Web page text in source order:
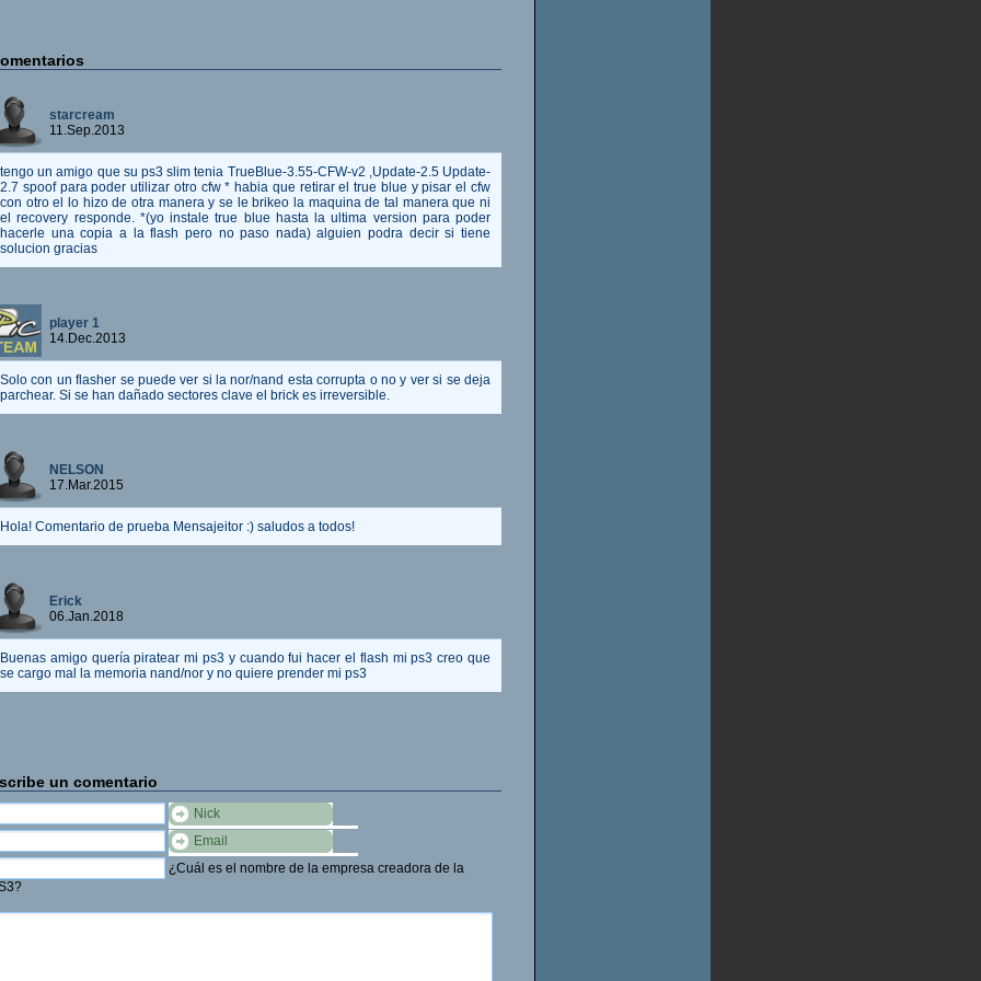
starcream
11.Sep.2013
tengo un amigo que su ps3 slim tenia TrueBlue-3.55-CFW-v2 ,Update-2.5 Update-
2.7 spoof para poder utilizar otro cfw * habia que retirar el true blue y pisar el cfw
con otro el lo hizo de otra manera y se le brikeo la maquina de tal manera que ni
el recovery responde. *(yo instale true blue hasta la ultima version para poder
hacerle una copia a la flash pero no paso nada) alguien podra decir si tiene
solucion gracias
player 1
14.Dec.2013
Solo con un flasher se puede ver si la nor/nand esta corrupta o no y ver si se deja
parchear. Si se han dañado sectores clave el brick es irreversible.
NELSON
17.Mar.2015
Hola! Comentario de prueba Mensajeitor :) saludos a todos!
Erick
06.Jan.2018
Buenas amigo quería piratear mi ps3 y cuando fui hacer el flash mi ps3 creo que
se cargo mal la memoria nand/nor y no quiere prender mi ps3
un comentario
Nick
Email
¿Cuál es el nombre de la empresa creadora de la